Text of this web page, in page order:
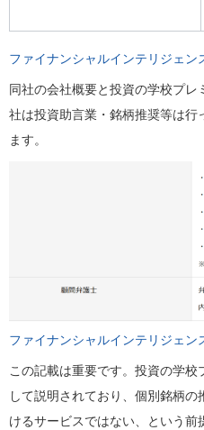
ファイナンシャルインテリジェン
同社の会社概要と投資の学校プレ
社は投資助言業・銘柄推奨等は
ます。
ファイナンシャルインテリジェン
この記載は重要です。投資の学校
して説明されており、個別銘柄
けるサービスではない、という前